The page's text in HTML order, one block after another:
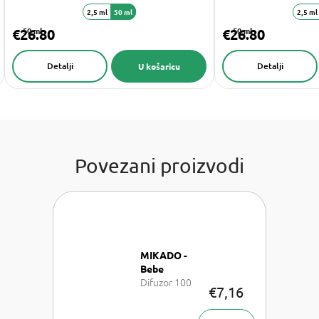
50 ml
€26.80
U košaricu
Detalji
2,5 ml 50 ml
50 ml
€26.80
Detalji
2,5 ml
Povezani proizvodi
MIKADO -
Bebe
Difuzor 100
€7,16